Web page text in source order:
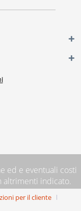
ed e eventuali costi
altrimenti indicato.
per il cliente